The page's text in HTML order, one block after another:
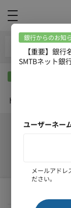
【重要】銀行名
ト銀行」に変わりま
外貨預金